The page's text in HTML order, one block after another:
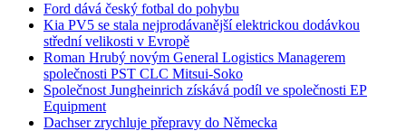
Ford dává český fotbal do pohybu
Kia PV5 se stala nejprodávanější elektrickou dodávkou
střední velikosti v Evropě
Roman Hrubý novým General Logistics Managerem
společnosti PST CLC Mitsui-Soko
Společnost Jungheinrich získává podíl ve společnosti EP
Equipment
Dachser zrychluje přepravy do Německa